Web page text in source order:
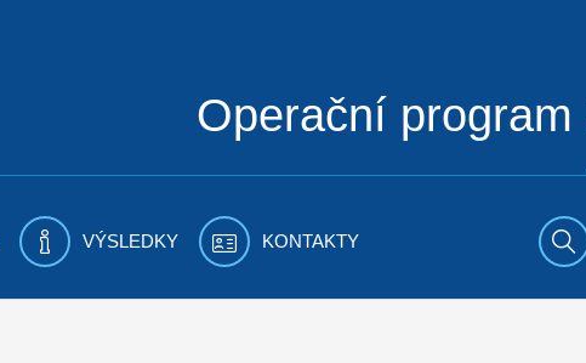
Operační program
VÝSLEDKY KONTAKTY